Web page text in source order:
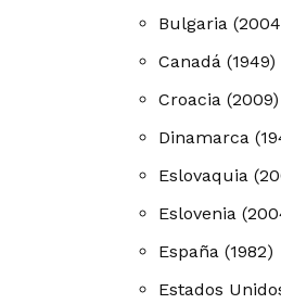
Bulgaria
Canadá (1949)
Croacia (2009)
Dinamarca
Eslovaquia
Eslovenia
España (1982)
Estados